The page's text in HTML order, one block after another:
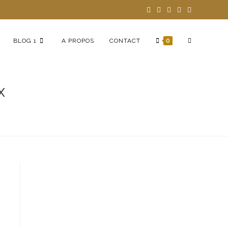
BLOG 1 A PROPOS CONTACT 0